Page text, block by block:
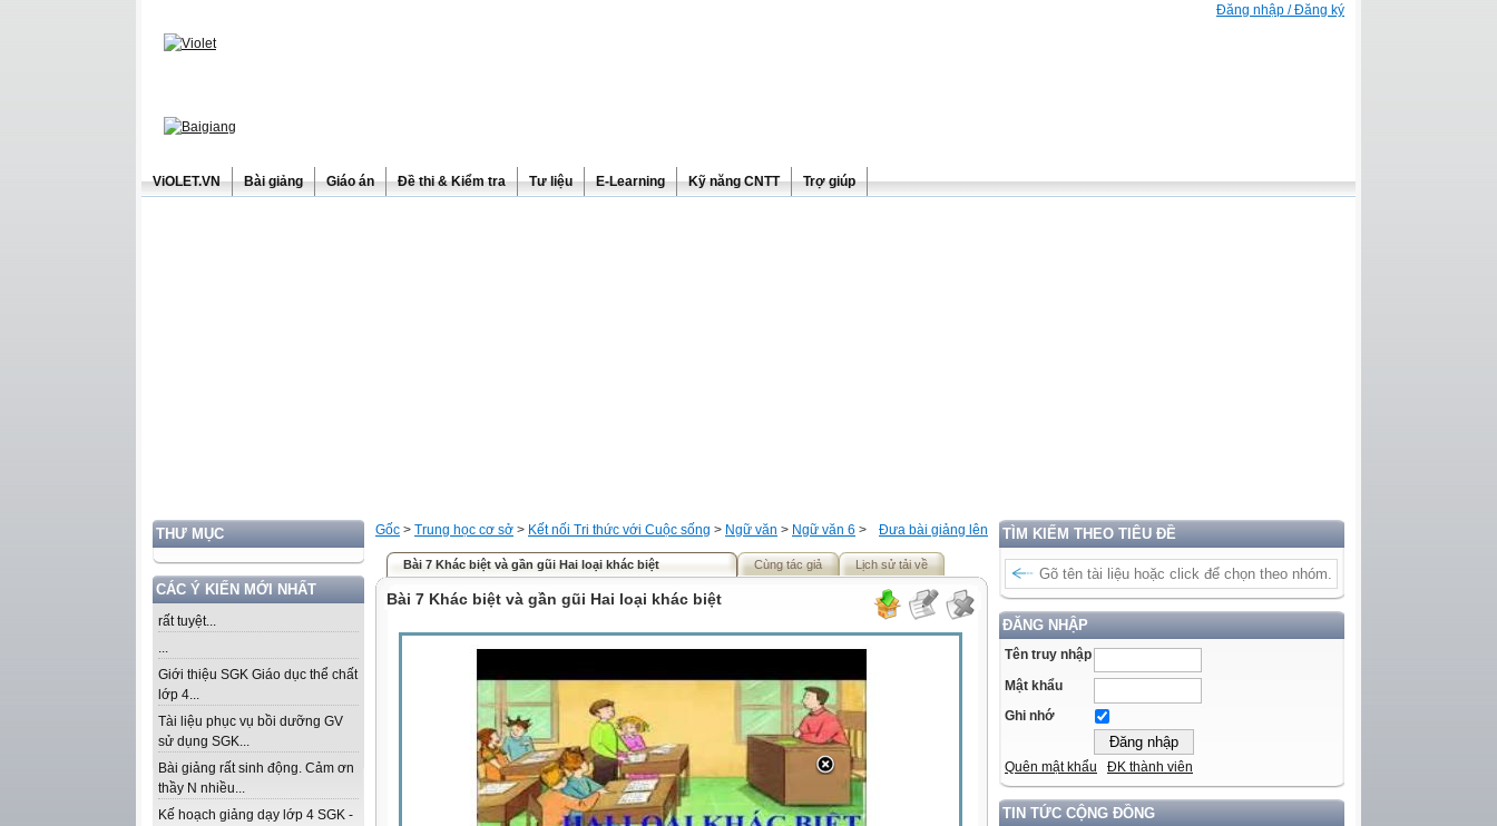
Đăng nhập / Đăng ký
ViOLET.VN Bài giảng Giáo án Đề thi & Kiểm tra Tư liệu E-Learning Kỹ năng CNTT Trợ giúp
THƯ MỤC
CÁC Ý KIẾN MỚI NHẤT
rất tuyệt...
...
Giới thiệu SGK Giáo dục thể chất
lớp 4...
Tài liệu phục vụ bồi dưỡng GV
sử dụng SGK...
Bài giảng rất sinh động. Cảm ơn
thầy N nhiều...
Kế hoạch giảng dạy lớp 4 SGK -
TÌM KIẾM THEO TIÊU ĐỀ
ĐĂNG NHẬP
Tên truy nhập
Mật khẩu
Ghi nhớ
Quên mật khẩu ĐK thành viên
TIN TỨC CỘNG ĐỒNG
Đưa bài giảng lên
Gốc > Trung học cơ sở > Kết nối Tri thức với Cuộc sống > Ngữ văn > Ngữ văn 6 >
Bài 7 Khác biệt và gần gũi Hai loại khác biệt Cùng tác giả Lịch sử tải về
Bài 7 Khác biệt và gần gũi Hai loại khác biệt